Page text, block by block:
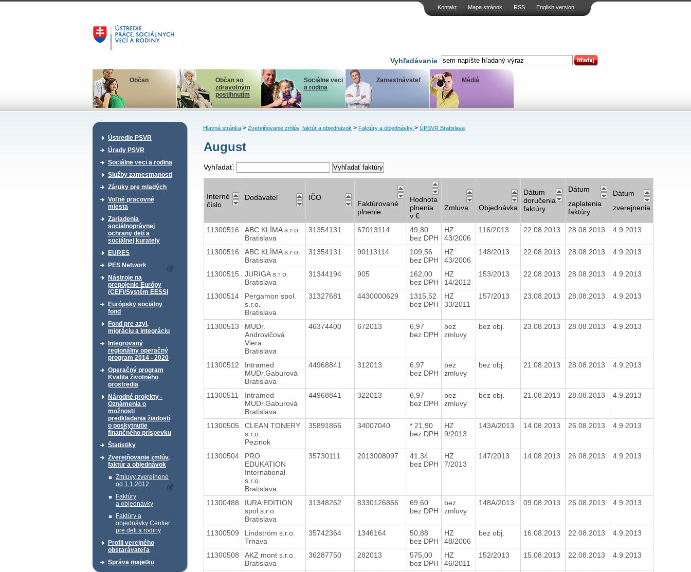
Kontakt Mapa stránok RSS English version
Vyhľadávanie
Občan
Občan so
zdravotným
postihnutím
Sociálne veci
a rodina
Zamestnávateľ Médiá
Ústredie PSVR
Úrady PSVR
Sociálne veci a rodina
Služby zamestnanosti
Záruky pre mladých
Voľné pracovné
miesta
Zariadenia
sociálnoprávnej
ochrany detí a
sociálnej kurately
EURES
PES Network
Nástroje na
prepojenie Európy
(CEF)/Systém EESSI
Európsky sociálny
fond
Fond pre azyl,
migráciu a integráciu
Integrovaný
regionálny operačný
program 2014 - 2020
Operačný program
Kvalita životného
prostredia
Národné projekty -
Oznámenia o
možnosti
predkladania žiadostí
o poskytnutie
finančného príspevku
Štatistiky
Zverejňovanie zmlúv,
faktúr a objednávok
Zmluvy zverejnené
od 1.1.2012
Faktúry
a objednávky
Faktúry a
objednávky Centier
pre deti a rodiny
Profil verejného
obstarávateľa
Správa majetku
Hlavná stránka> Zverejňovanie zmlúv, faktúr a objednávok> Faktúry a objednávky > ÚPSVR Bratislava
August
Vyhľadať:
Interné
číslo
Dodávateľ IČO
Faktúrované
plnenie
Hodnota
plnenia
v €
Zmluva Objednávka
Dátum
doručenia
faktúry
Dátum
zaplatenia
faktúry
Dátum
zverejnenia
11300516
ABC KLÍMA s.r.o.
Bratislava
31354131 67013114
49,80
bez DPH
HZ
43/2006
116/2013 22.08.2013 28.08.2013 4.9.2013
11300516
ABC KLÍMA s.r.o.
Bratislava
31354131 90113114
109,56
bez DPH
HZ
43/2006
148/2013 22.08.2013 28.08.2013 4.9.2013
11300515
JURIGA s.r.o.
Bratislava
31344194 905
162,00
bez DPH
HZ
14/2012
153/2013 22.08.2013 28.08.2013 4.9.2013
11300514
Pergamon spol.
s.r.o.
Bratislava
31327681 4430000629
1315,52
bez DPH
HZ
33/2011
157/2013 23.08.2013 28.08.2013 4.9.2013
11300513
MUDr.
Androvičová
Viera
Bratislava
46374400 672013
6,97
bez DPH
bez
zmluvy
bez obj. 23.08.2013 28.08.2013 4.9.2013
11300512
Intramed
MUDr.Gaburová
Bratislava
44968841 312013
6,97
bez DPH
bez
zmluvy
bez obj. 21.08.2013 28.08.2013 4.9.2013
11300511
Intramed
MUDr.Gaburová
Bratislava
44968841 322013
6,97
bez DPH
bez
zmluvy
bez obj. 21.08.2013 28.08.2013 4.9.2013
11300505
CLEAN TONERY
s.r.o.
Pezinok
35891866 34007040
* 21,90
bez DPH
HZ
9/2013
143A/2013 14.08.2013 26.08.2013 4.9.2013
11300504
PRO
EDUKATION
International
s.r.o.
Bratislava
35730111 2013008097
41,34
bez DPH
HZ
7/2013
147/2013 14.08.2013 26.08.2013 4.9.2013
11300488
IURA EDITION
spol.s.r.o.
Bratislava
31348262 8330126866
69,60
bez DPH
bez
zmluvy
148A/2013 09.08.2013 26.08.2013 4.9.2013
11300509
Lindström s.r.o.
Trnava
35742364 1346164
50,88
bez DPH
HZ
48/2006
bez obj. 16.08.2013 22.08.2013 4.9.2013
11300508
AKZ mont s.r.o.
Bratislava
36287750 282013
575,00
bez DPH
HZ
46/2011
152/2013 15.08.2013 22.08.2013 4.9.2013